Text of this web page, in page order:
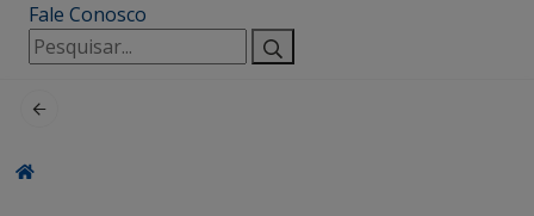
Fale Conosco
Pesquisar
por: